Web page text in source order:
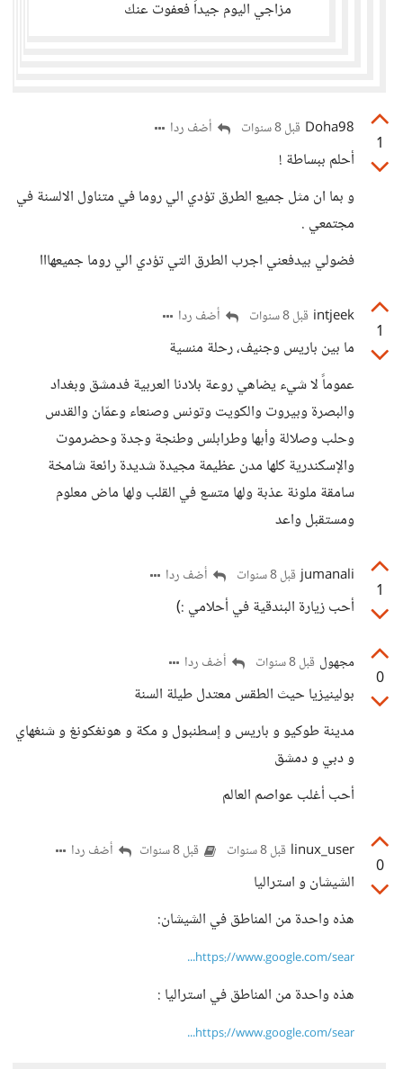
مزاجي اليوم جيداً فعفوت عنك
1
Doha98 قبل 8 سنوات أضف ردا
أحلم ببساطة !
و بما ان مثل جميع الطرق تؤدي الي روما في متناول الالسنة في
مجتمعي .
فضولي بيدفعني اجرب الطرق التي تؤدي الي روما جميعهااا
1
intjeek قبل 8 سنوات أضف ردا
ما بين باريس وجنيف، رحلة منسية
عموماً لا شيء يضاهي روعة بلادنا العربية فدمشق وبغداد
والبصرة وبيروت والكويت وتونس وصنعاء وعمّان والقدس
وحلب وصلالة وأبها وطرابلس وطنجة وجدة وحضرموت
والإسكندرية كلها مدن عظيمة مجيدة شديدة رائعة شامخة
سامقة ملونة عذبة ولها متسع في القلب ولها ماض معلوم
ومستقبل واعد
1
jumanali قبل 8 سنوات أضف ردا
أحب زيارة البندقية في أحلامي :)
0
مجهول قبل 8 سنوات أضف ردا
بولينيزيا حيث الطقس معتدل طيلة السنة
مدينة طوكيو و باريس و إسطنبول و مكة و هونغكونغ و شنغهاي
و دبي و دمشق
أحب أغلب عواصم العالم
0
linux_user قبل 8 سنوات قبل 8 سنوات أضف ردا
الشيشان و استراليا
هذه واحدة من المناطق في الشيشان:
https://www.google.com/sear...
هذه واحدة من المناطق في استراليا :
https://www.google.com/sear...